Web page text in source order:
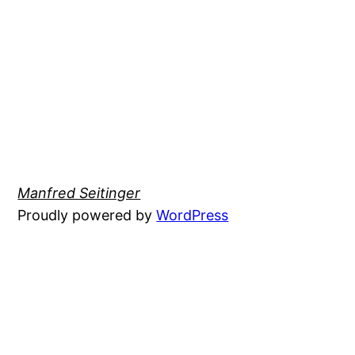
Manfred Seitinger
Proudly powered byWordPress